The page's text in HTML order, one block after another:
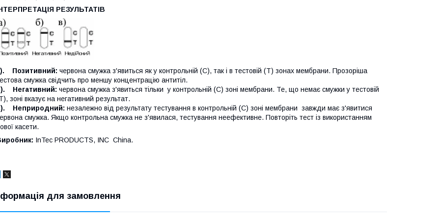
РЕЗУЛЬТАТІВ
Позитивний: червона смужка з'явиться як у контрольній (С), так і в тестовій (Т) зонах мембрани. Прозоріша
смужка свідчить про меншу концентрацію антитіл.
Негативний: червона смужка з'явиться тільки у контрольній (С) зоні мембрани. Те, що немає смужки у тестовій
зоні вказує на негативний результат.
Неприродний: незалежно від результату тестування в контрольній (С) зоні мембрани завжди має з'явитися
смужка. Якщо контрольна смужка не з'явилася, тестування неефективне. Повторіть тест із використанням
касети.
InTec PRODUCTS, INC China.
для замовлення